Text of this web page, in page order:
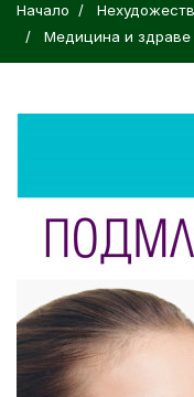
Начало
Медицина и здраве